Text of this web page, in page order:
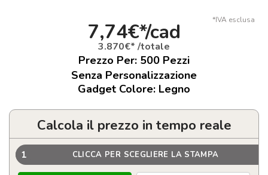
*IVA esclusa
7,74€*/cad
3.870€* /totale
Prezzo Per: 500 Pezzi
Senza Personalizzazione
Gadget Colore: Legno
Calcola il prezzo in tempo reale
1 CLICCA PER SCEGLIERE LA STAMPA